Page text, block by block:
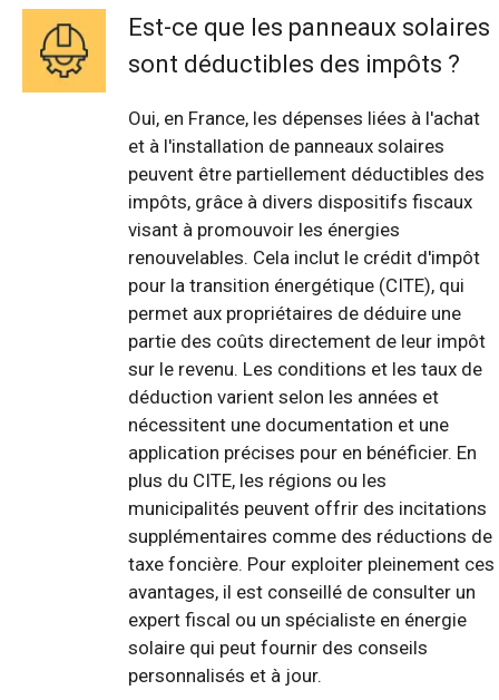
Est-ce que les panneaux solaires
sont déductibles des impôts ?
Oui, en France, les dépenses liées à l'achat
et à l'installation de panneaux solaires
peuvent être partiellement déductibles des
impôts, grâce à divers dispositifs fiscaux
visant à promouvoir les énergies
renouvelables. Cela inclut le crédit d'impôt
pour la transition énergétique (CITE), qui
permet aux propriétaires de déduire une
partie des coûts directement de leur impôt
sur le revenu. Les conditions et les taux de
déduction varient selon les années et
nécessitent une documentation et une
application précises pour en bénéficier. En
plus du CITE, les régions ou les
municipalités peuvent offrir des incitations
supplémentaires comme des réductions de
taxe foncière. Pour exploiter pleinement ces
avantages, il est conseillé de consulter un
expert fiscal ou un spécialiste en énergie
solaire qui peut fournir des conseils
personnalisés et à jour.